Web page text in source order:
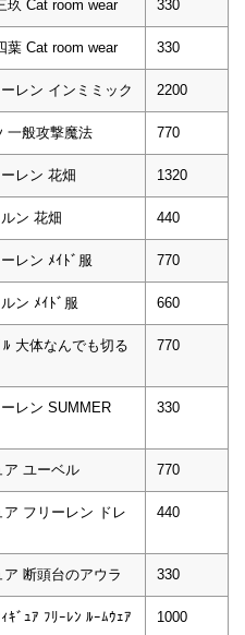
玖 Cat room wear 330
葉 Cat room wear 330
レン インミミック 2200
一般攻撃魔法 770
レン 花畑 1320
ン 花畑 440
レン ﾒｲﾄﾞ服 770
ン ﾒｲﾄﾞ服 660
大体なんでも切る
770
レン SUMMER
330
ア ユーベル 770
フリーレン ドレ
440
断頭台のアウラ 330
ｷﾞｭｱ ﾌﾘｰﾚﾝ ﾙｰﾑｳｪｱ 1000